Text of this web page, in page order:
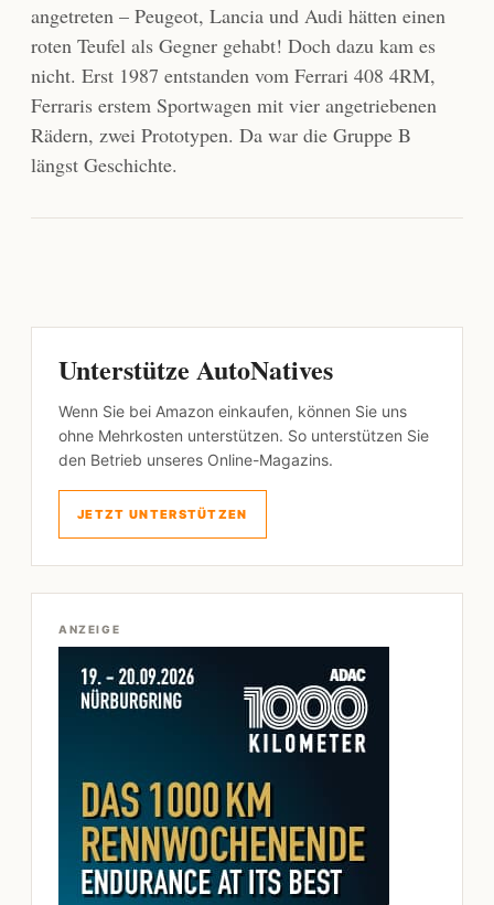
angetreten – Peugeot, Lancia und Audi hätten einen
roten Teufel als Gegner gehabt! Doch dazu kam es
nicht. Erst 1987 entstanden vom Ferrari 408 4RM,
Ferraris erstem Sportwagen mit vier angetriebenen
Rädern, zwei Prototypen. Da war die Gruppe B
längst Geschichte.
Unterstütze AutoNatives
Wenn Sie bei Amazon einkaufen, können Sie uns
ohne Mehrkosten unterstützen. So unterstützen Sie
den Betrieb unseres Online-Magazins.
JETZT UNTERSTÜTZEN
ANZEIGE